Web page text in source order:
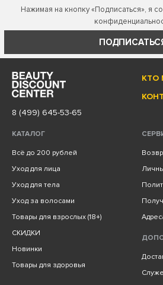
Нажимая на кнопку «Подписаться», я
КТО
8 (499) 645-53-65
КАТАЛОГ
Всё до 200 рублей
Уход для лица
Уход для тела
Уход за волосами
Товары для взрослых (18+)
СКИДКИ
Новинки
Товары для здоровья